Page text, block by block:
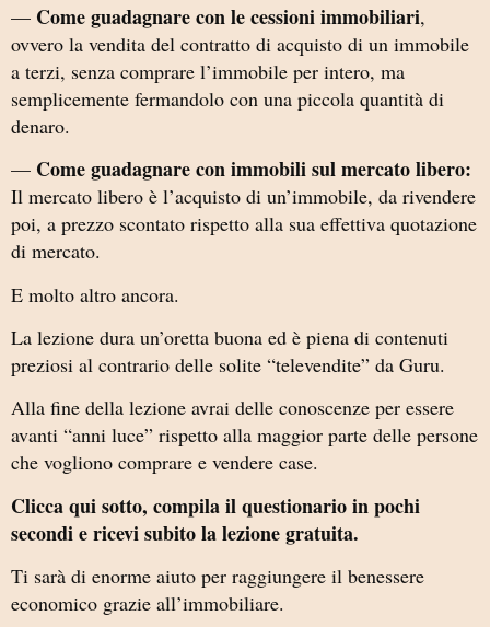
— Come guadagnare con le cessioni immobiliari,
ovvero la vendita del contratto di acquisto di un immobile
a terzi, senza comprare l’immobile per intero, ma
semplicemente fermandolo con una piccola quantità di
denaro.
— Come guadagnare con immobili sul mercato libero:
Il mercato libero è l’acquisto di un’immobile, da rivendere
poi, a prezzo scontato rispetto alla sua effettiva quotazione
di mercato.
E molto altro ancora.
La lezione dura un’oretta buona ed è piena di contenuti
preziosi al contrario delle solite “televendite” da Guru.
Alla fine della lezione avrai delle conoscenze per essere
avanti “anni luce” rispetto alla maggior parte delle persone
che vogliono comprare e vendere case.
Clicca qui sotto, compila il questionario in pochi
secondi e ricevi subito la lezione gratuita.
Ti sarà di enorme aiuto per raggiungere il benessere
economico grazie all’immobiliare.